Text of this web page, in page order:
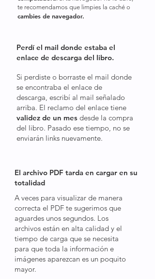
te recomendamos que limpies la caché o
cambies de navegador.
Perdí el mail donde estaba el
enlace de descarga del libro.
Si perdiste o borraste el mail donde
se encontraba el enlace de
descarga, escribí al mail señalado
arriba. El reclamo del enlace tiene
validez de un mes desde la compra
del libro. Pasado ese tiempo, no se
enviarán links nuevamente.
El archivo PDF tarda en cargar en su
totalidad
A veces para visualizar de manera
correcta el PDF te sugerimos que
aguardes unos segundos. Los
archivos están en alta calidad y el
tiempo de carga que se necesita
para que toda la información e
imágenes aparezcan es un poquito
mayor.